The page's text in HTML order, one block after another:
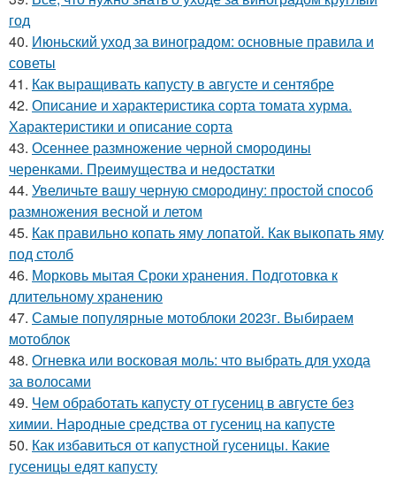
год
40. Июньский уход за виноградом: основные правила и
советы
41. Как выращивать капусту в августе и сентябре
42. Описание и характеристика сорта томата хурма.
Характеристики и описание сорта
43. Осеннее размножение черной смородины
черенками. Преимущества и недостатки
44. Увеличьте вашу черную смородину: простой способ
размножения весной и летом
45. Как правильно копать яму лопатой. Как выкопать яму
под столб
46. Морковь мытая Сроки хранения. Подготовка к
длительному хранению
47. Самые популярные мотоблоки 2023г. Выбираем
мотоблок
48. Огневка или восковая моль: что выбрать для ухода
за волосами
49. Чем обработать капусту от гусениц в августе без
химии. Народные средства от гусениц на капусте
50. Как избавиться от капустной гусеницы. Какие
гусеницы едят капусту